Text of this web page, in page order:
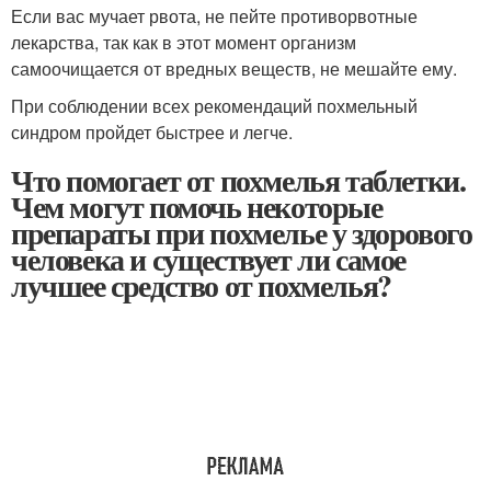
Если вас мучает рвота, не пейте противорвотные
лекарства, так как в этот момент организм
самоочищается от вредных веществ, не мешайте ему.
При соблюдении всех рекомендаций похмельный
синдром пройдет быстрее и легче.
Что помогает от похмелья таблетки.
Чем могут помочь некоторые
препараты при похмелье у здорового
человека и существует ли самое
лучшее средство от похмелья?